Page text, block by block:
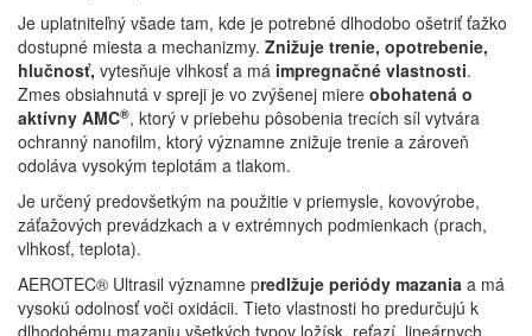
Je uplatniteľný všade tam, kde je potrebné dlhodobo ošetriť ťažko
dostupné miesta a mechanizmy. Znižuje trenie, opotrebenie,
hlučnosť, vytesňuje vlhkosť a má impregnačné vlastnosti.
Zmes obsiahnutá v spreji je vo zvýšenej miere obohatená o
aktívny AMC®, ktorý v priebehu pôsobenia trecích síl vytvára
ochranný nanofilm, ktorý významne znižuje trenie a zároveň
odoláva vysokým teplotám a tlakom.
Je určený predovšetkým na použitie v priemysle, kovovýrobe,
záťažových prevádzkach a v extrémnych podmienkach (prach,
vlhkosť, teplota).
AEROTEC® Ultrasil významne predlžuje periódy mazania a má
vysokú odolnosť voči oxidácii. Tieto vlastnosti ho predurčujú k
dlhodobému mazaniu všetkých typov ložísk, reťazí, lineárnych